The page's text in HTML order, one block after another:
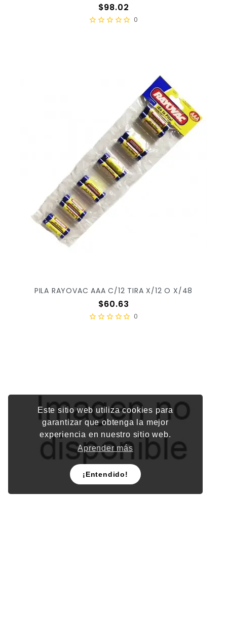
Este sitio web utiliza cookies para
garantizar que obtenga la mejor
experiencia en nuestro sitio web.
Aprender más
¡Entendido!
Precio
$98.02
0
PILA RAYOVAC AAA C/12 TIRA X/12 O X/48
Precio
$60.63
0